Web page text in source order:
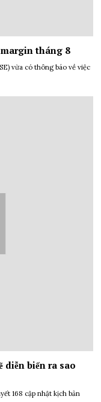
margin tháng 8
vừa có thông báo về việc
diễn biến ra sao
168 cập nhật kịch bản